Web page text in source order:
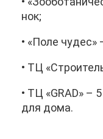
нок;
• «По­ле
• ТЦ
• ТЦ «GRAD» –
для до­ма.